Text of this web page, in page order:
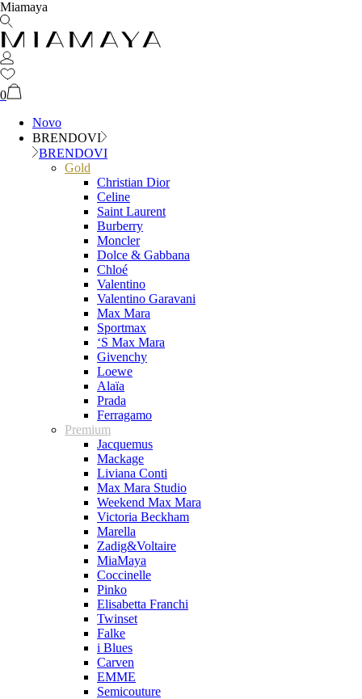
Miamaya
0
Novo
BRENDOVI
BRENDOVI
Gold
Christian Dior
Celine
Saint Laurent
Burberry
Moncler
Dolce & Gabbana
Chloé
Valentino
Valentino Garavani
Max Mara
Sportmax
‘S Max Mara
Givenchy
Loewe
Alaïa
Prada
Ferragamo
Premium
Jacquemus
Mackage
Liviana Conti
Max Mara Studio
Weekend Max Mara
Victoria Beckham
Marella
Zadig&Voltaire
MiaMaya
Coccinelle
Pinko
Elisabetta Franchi
Twinset
Falke
i Blues
Carven
EMME
Semicouture